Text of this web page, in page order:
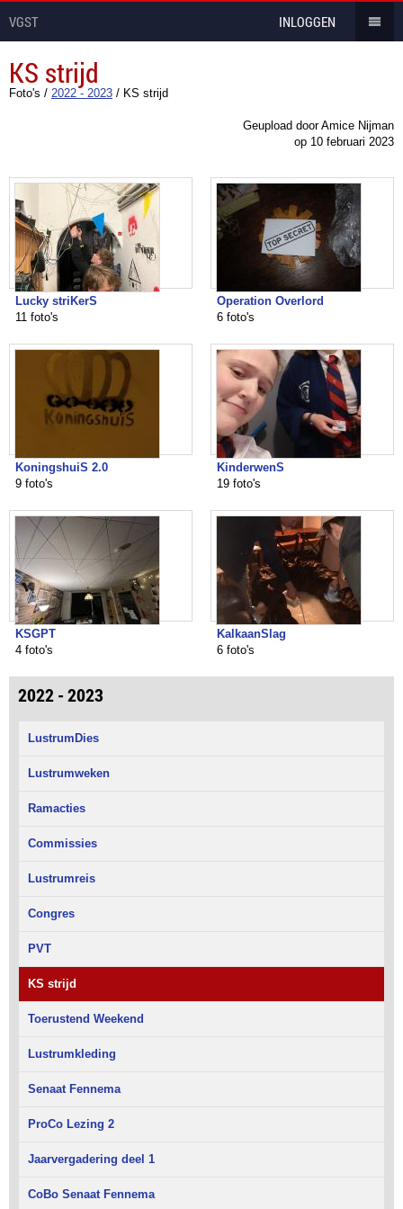
VGST INLOGGEN
KS strijd
Foto's / 2022 - 2023 / KS strijd
Geupload door Amice Nijman
op 10 februari 2023
Lucky striKerS
11 foto's
Operation Overlord
6 foto's
KoningshuiS 2.0
9 foto's
KinderwenS
19 foto's
KSGPT
4 foto's
KalkaanSlag
6 foto's
2022 - 2023
LustrumDies
Lustrumweken
Ramacties
Commissies
Lustrumreis
Congres
PVT
KS strijd
Toerustend Weekend
Lustrumkleding
Senaat Fennema
ProCo Lezing 2
Jaarvergadering deel 1
CoBo Senaat Fennema